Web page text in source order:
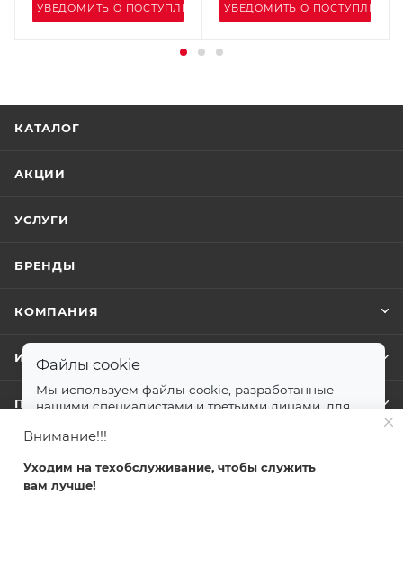
УВЕДОМИТЬ О ПОСТУПЛЕНИИ УВЕДОМИТЬ О ПОСТУПЛЕНИИ
КАТАЛОГ
АКЦИИ
УСЛУГИ
БРЕНДЫ
КОМПАНИЯ
ИНФОРМАЦИЯ
ПОМОЩЬ
+7 499 372-04-62
Внимание!!!
Уходим на техобслуживание, чтобы служить
вам лучше!
Файлы cookie
Мы используем файлы cookie, разработанные
нашими специалистами и третьими лицами, для